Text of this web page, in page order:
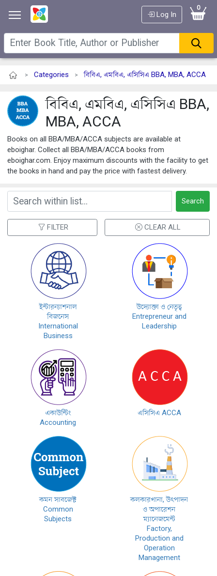
Log In
0
> Categories >বিবিএ, এমবিএ, এসিসিএ BBA, MBA, ACCA
বিবিএ, এমবিএ, এসিসিএ BBA,
MBA, ACCA
Books on all BBA/MBA/ACCA subjects are available at
eboighar. Collect all BBA/MBA/ACCA books from
eboighar.com. Enjoy maximum discounts with the facility to get
the books in hand and pay the price with fastest delivery.
Search
FILTER CLEAR ALL
ইন্টারন্যাশনাল
বিজনেস
International
Business
উদ্যোক্তা ও নেতৃত্ব
Entrepreneur and
Leadership
একাউন্টিং
Accounting
এসিসিএ ACCA
কমন সাবজেক্ট
Common
Subjects
কলকারখানা, উৎপাদন
ও অপারেশন
ম্যানেজমেন্ট
Factory,
Production and
Operation
Management